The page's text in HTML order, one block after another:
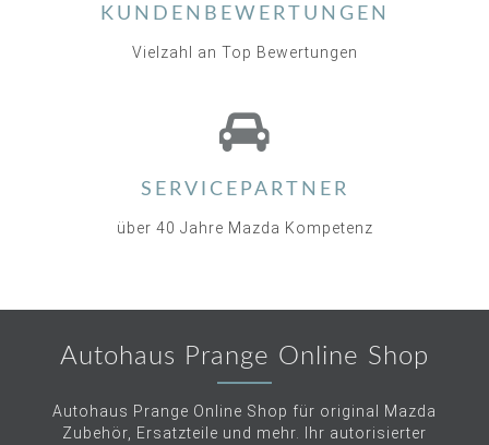
KUNDENBEWERTUNGEN
Vielzahl an Top Bewertungen
SERVICEPARTNER
über 40 Jahre Mazda Kompetenz
Autohaus Prange Online Shop
Autohaus Prange Online Shop für original Mazda
Zubehör, Ersatzteile und mehr. Ihr autorisierter